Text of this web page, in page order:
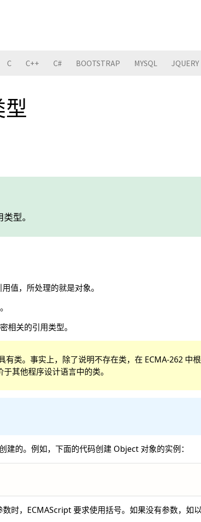
C C++ C# BOOTSTRAP MYSQL JQUERY
型。
值，所处理的就是对象。
相关的引用类型。
类。事实上，除了说明不存在类，在 ECMA-262 中
其他程序设计语言中的类。
建的。例如，下面的代码创建 Object 对象的实例：
时，ECMAScript 要求使用括号。如果没有参数，如